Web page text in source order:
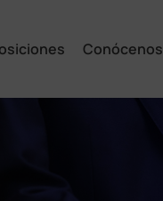
Conócenos